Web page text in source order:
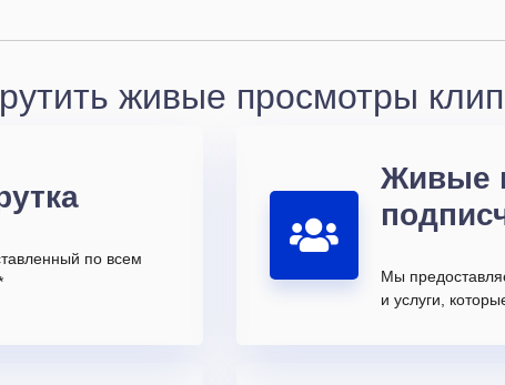
живые просмотры
по всем
Живые
Мы
и услуги,